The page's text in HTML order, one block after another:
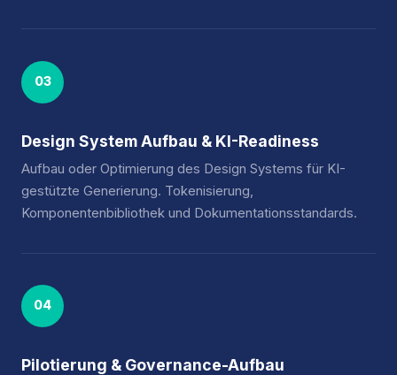
03
Design System Aufbau & KI-Readiness
Aufbau oder Optimierung des Design Systems für KI-
gestützte Generierung. Tokenisierung,
Komponentenbibliothek und Dokumentationsstandards.
04
Pilotierung & Governance-Aufbau